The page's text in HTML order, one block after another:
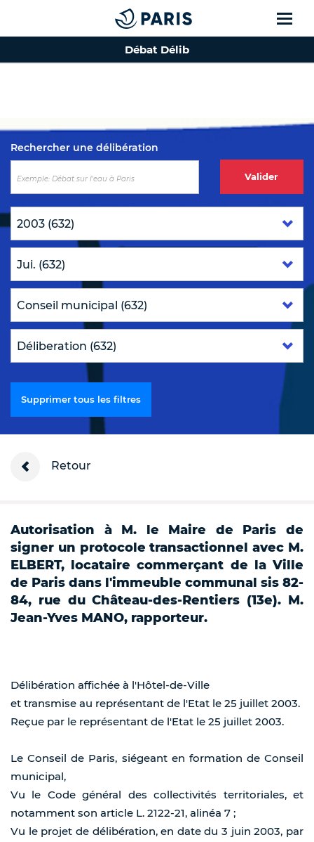
Top of the page
Débat Délib
Rechercher une délibération
Valider
Supprimer tous les filtres
Retour
Autorisation à M. le Maire de Paris de
signer un protocole transactionnel avec M.
ELBERT, locataire commerçant de la Ville
de Paris dans l'immeuble communal sis 82-
84, rue du Château-des-Rentiers (13e). M.
Jean-Yves MANO, rapporteur.
Délibération affichée à l'Hôtel-de-Ville
et transmise au représentant de l'Etat le 25 juillet 2003.
Reçue par le représentant de l'Etat le 25 juillet 2003.
Le Conseil de Paris, siégeant en formation de Conseil
municipal,
Vu le Code général des collectivités territoriales, et
notamment son article L. 2122-21, alinéa 7 ;
Vu le projet de délibération, en date du 3 juin 2003, par